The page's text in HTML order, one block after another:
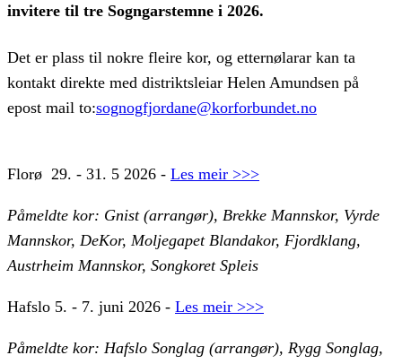
invitere til tre Sogngarstemne i 2026.
Det er plass til nokre fleire kor, og etternølarar kan ta
kontakt direkte med distriktsleiar Helen Amundsen på
epost mail to:sognogfjordane@korforbundet.no
Florø 29. - 31. 5 2026 - Les meir >>>
Påmeldte kor: Gnist (arrangør), Brekke Mannskor, Vyrde
Mannskor, DeKor, Moljegapet Blandakor, Fjordklang,
Austrheim Mannskor, Songkoret Spleis
Hafslo 5. - 7. juni 2026 - Les meir >>>
Påmeldte kor: Hafslo Songlag (arrangør), Rygg Songlag,